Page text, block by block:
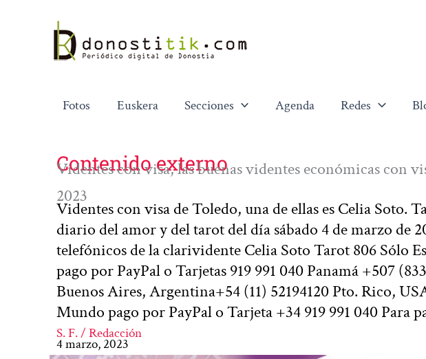
contenido
Fotos Euskera Secciones Agenda Redes
Contenido externo
Videntes con visa, las buenas videntes económicas con
2023
Videntes con visa de Toledo, una de ellas es Celia Soto.
diario del amor y del tarot del día sábado 4 de marzo de
telefónicos de la clarividente Celia Soto Tarot 806 Sólo
pago por PayPal o Tarjetas 919 991 040 Panamá +507
Buenos Aires, Argentina+54 (11) 52194120 Pto. Rico,
Mundo pago por PayPal o Tarjeta +34 919 991 040 Para
S. F. / Redacción
4 marzo, 2023